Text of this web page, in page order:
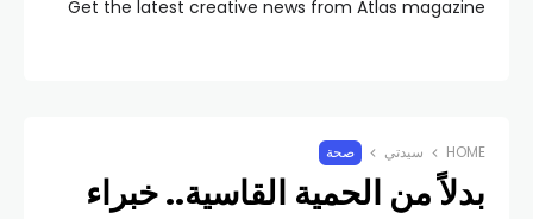
Get the latest creative news from Atlas magazine
HOME سيدتي صحة
بدلاً من الحمية القاسية.. خبراء